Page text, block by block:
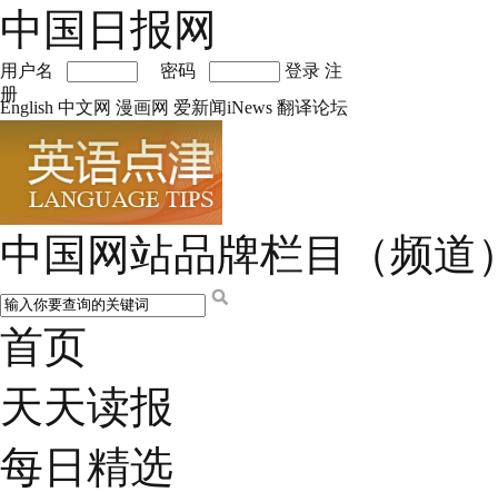
中国日报网
用户名 密码 登录 注
册
English 中文网 漫画网 爱新闻iNews 翻译论坛
中国网站品牌栏目（频道
首页
天天读报
每日精选